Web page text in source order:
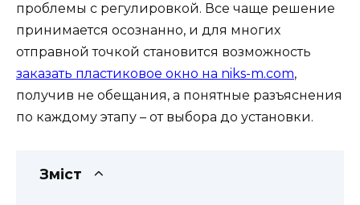
проблемы с регулировкой. Все чаще решение
принимается осознанно, и для многих
отправной точкой становится возможность
заказать пластиковое окно на niks-m.com,
получив не обещания, а понятные разъяснения
по каждому этапу – от выбора до установки.
Зміст